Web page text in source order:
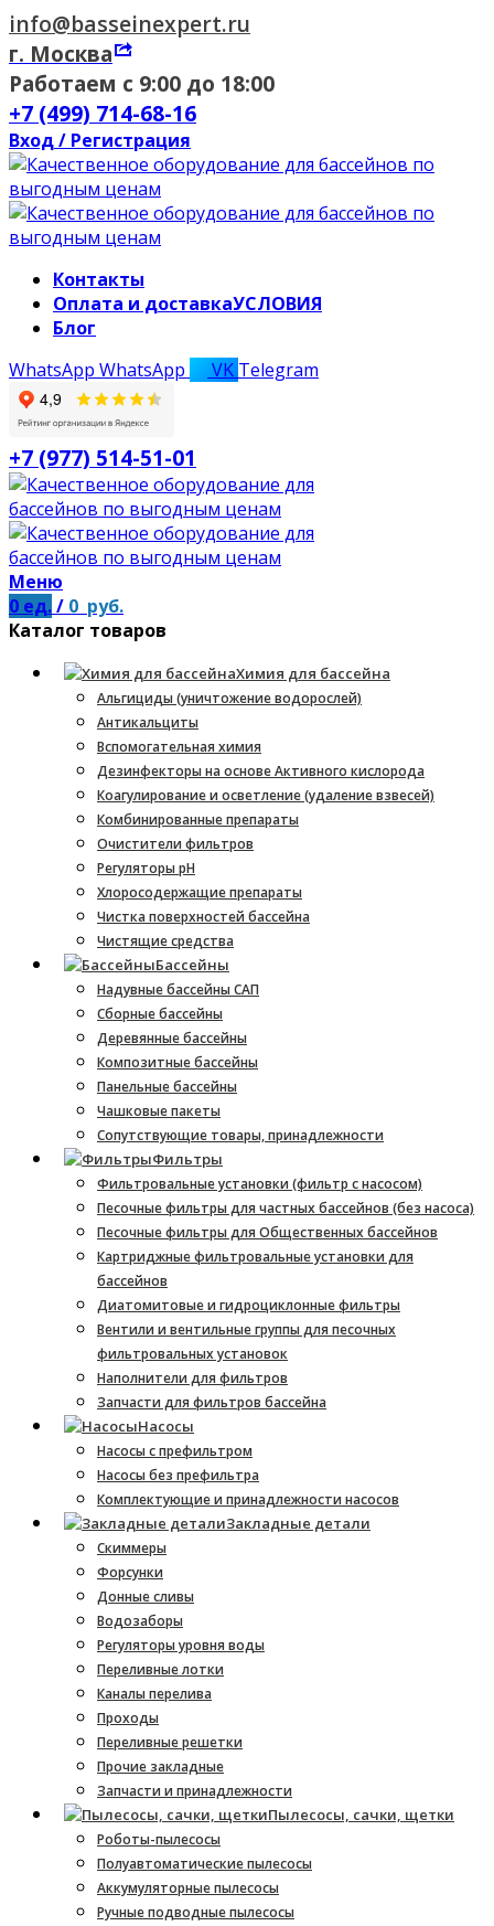
info@basseinexpert.ru
г. Москва
Работаем с 9:00 до 18:00
+7 (499) 714-68-16
Вход / Регистрация
Контакты
Оплата и доставкаУСЛОВИЯ
Блог
WhatsApp WhatsApp VK Telegram
+7 (977) 514-51-01
Меню
0 ед./ 0 руб.
Каталог товаров
Химия для бассейна
Альгициды (уничтожение водорослей)
Антикальциты
Вспомогательная химия
Дезинфекторы на основе Активного кислорода
Коагулирование и осветление (удаление взвесей)
Комбинированные препараты
Очистители фильтров
Регуляторы pH
Хлоросодержащие препараты
Чистка поверхностей бассейна
Чистящие средства
Бассейны
Надувные бассейны САП
Сборные бассейны
Деревянные бассейны
Композитные бассейны
Панельные бассейны
Чашковые пакеты
Сопутствующие товары, принадлежности
Фильтры
Фильтровальные установки (фильтр с насосом)
Песочные фильтры для частных бассейнов (без насоса)
Песочные фильтры для Общественных бассейнов
Картриджные фильтровальные установки для
бассейнов
Диатомитовые и гидроциклонные фильтры
Вентили и вентильные группы для песочных
фильтровальных установок
Наполнители для фильтров
Запчасти для фильтров бассейна
Насосы
Насосы с префильтром
Насосы без префильтра
Комплектующие и принадлежности насосов
Закладные детали
Скиммеры
Форсунки
Донные сливы
Водозаборы
Регуляторы уровня воды
Переливные лотки
Каналы перелива
Проходы
Переливные решетки
Прочие закладные
Запчасти и принадлежности
Пылесосы, сачки, щетки
Роботы-пылесосы
Полуавтоматические пылесосы
Аккумуляторные пылесосы
Ручные подводные пылесосы